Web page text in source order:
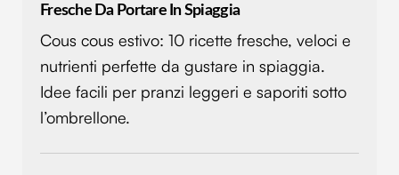
Fresche Da Portare In Spiaggia
Cous cous estivo: 10 ricette fresche, veloci e
nutrienti perfette da gustare in spiaggia.
Idee facili per pranzi leggeri e saporiti sotto
l’ombrellone.